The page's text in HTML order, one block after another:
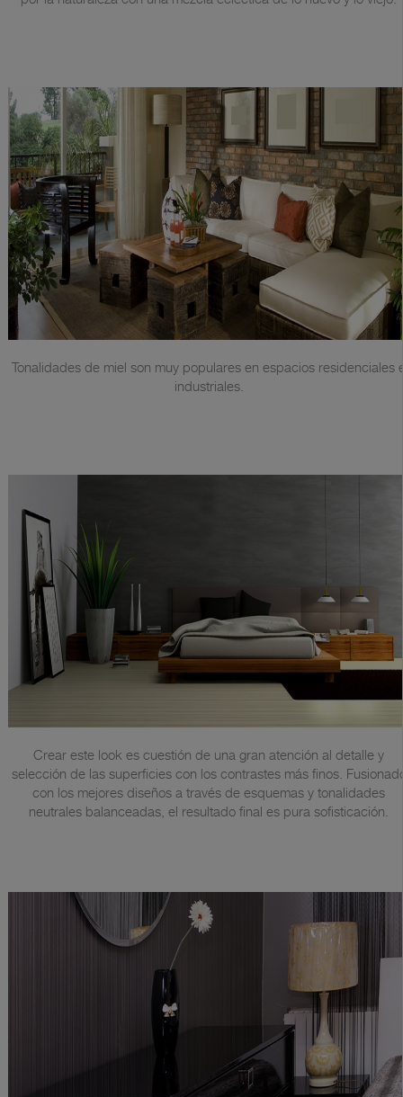
Tonalidades de miel son muy populares en espacios residenciales
industriales.
Crear este look es cuestión de una gran atención al detalle y
selección de las superficies con los contrastes más finos.
con los mejores diseños a través de esquemas y tonalidades
neutrales balanceadas, el resultado final es pura sofisticación.